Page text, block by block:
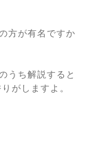
方が有名ですか
うち解説すると
がしますよ。